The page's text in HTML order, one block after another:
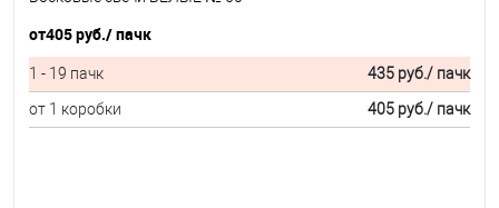
от405 руб./ пачк
1 - 19 пачк 435 руб./ пачк
от 1 коробки
405 руб./ пачк